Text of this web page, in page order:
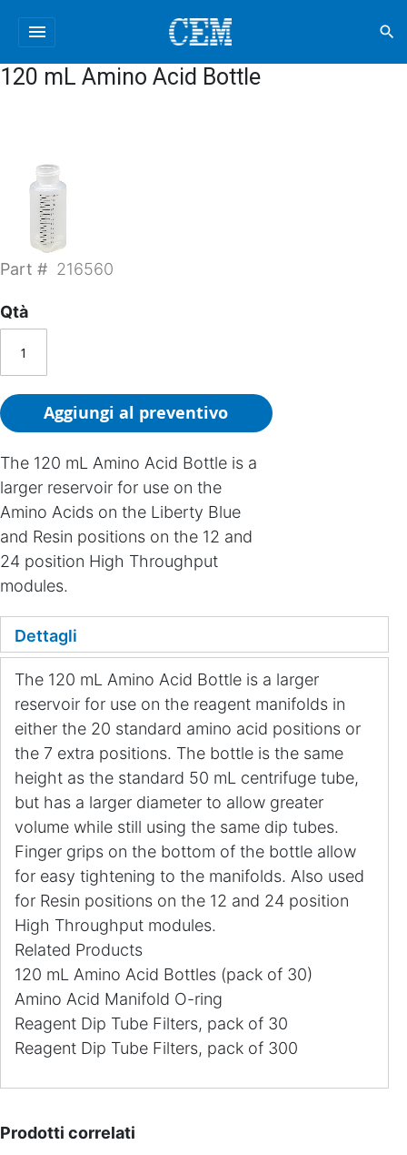
menu search
120 mL Amino Acid Bottle
Part # 216560
Qtà
Aggiungi al preventivo
The 120 mL Amino Acid Bottle is a
larger reservoir for use on the
Amino Acids on the Liberty Blue
and Resin positions on the 12 and
24 position High Throughput
modules.
Dettagli
The 120 mL Amino Acid Bottle is a larger
reservoir for use on the reagent manifolds in
either the 20 standard amino acid positions or
the 7 extra positions. The bottle is the same
height as the standard 50 mL centrifuge tube,
but has a larger diameter to allow greater
volume while still using the same dip tubes.
Finger grips on the bottom of the bottle allow
for easy tightening to the manifolds. Also used
for Resin positions on the 12 and 24 position
High Throughput modules.
Related Products
120 mL Amino Acid Bottles (pack of 30)
Amino Acid Manifold O-ring
Reagent Dip Tube Filters, pack of 30
Reagent Dip Tube Filters, pack of 300
Prodotti correlati